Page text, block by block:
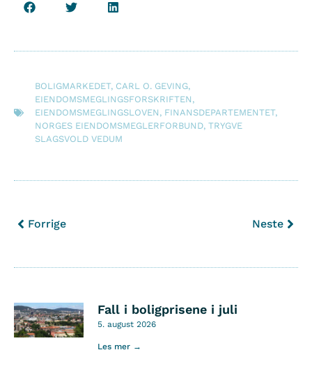
BOLIGMARKEDET, CARL O. GEVING,
EIENDOMSMEGLINGSFORSKRIFTEN ,
EIENDOMSMEGLINGSLOVEN , FINANSDEPARTEMENTET,
NORGES EIENDOMSMEGLERFORBUND, TRYGVE
SLAGSVOLD VEDUM
Forrige Neste
Fall i boligprisene i juli
5. august 2026
Les mer →